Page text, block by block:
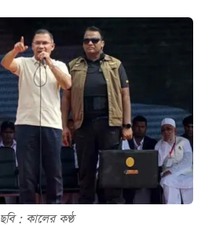
ছবি : কালের কণ্ঠ